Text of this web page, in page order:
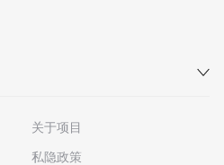
关于项目
私隐政策